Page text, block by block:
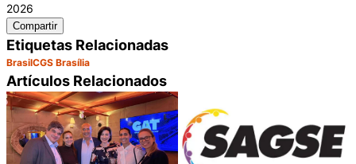
2026
Compartir
Etiquetas Relacionadas
BrasilCGS Brasília
Artículos Relacionados